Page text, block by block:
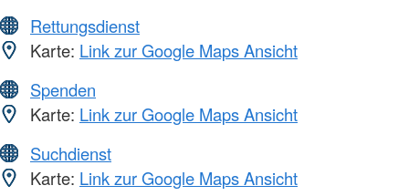
Rettungsdienst
Karte: Link zur Google Maps Ansicht
Spenden
Karte: Link zur Google Maps Ansicht
Suchdienst
Karte: Link zur Google Maps Ansicht